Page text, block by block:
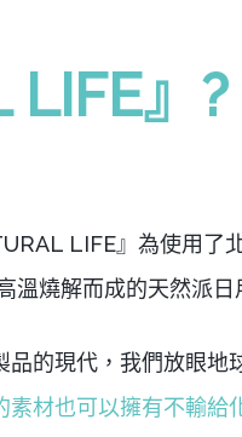
LIFE』?
LIFE』為使用了
溫燒解而成的天然派日
品的現代，我們放眼地
素材也可以擁有不輸給